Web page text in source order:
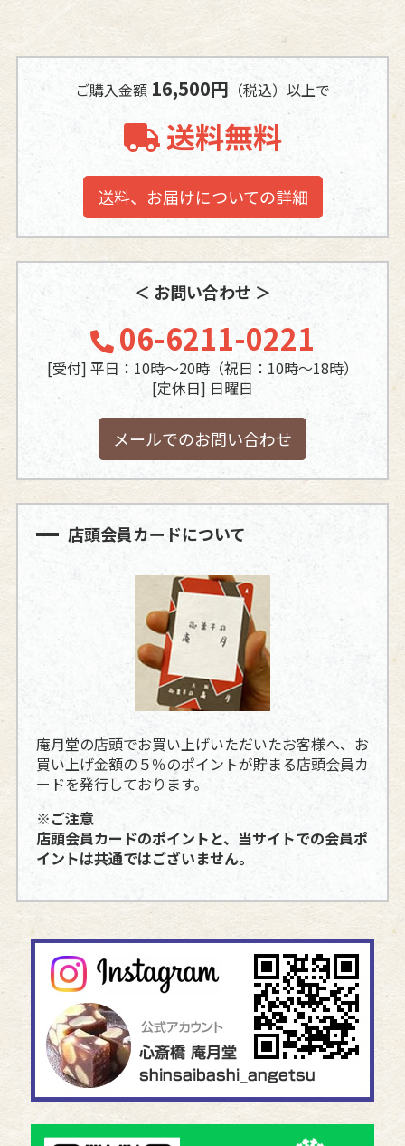
ご購入金額 16,500円 （税込）以上で
送料無料
送料、お届けについての詳細
＜ お問い合わせ ＞
06-6211-0221
[受付] 平日：10時～20時（祝日：10時～18時）
[定休日] 日曜日
メールでのお問い合わせ
店頭会員カードについて
庵月堂の店頭でお買い上げいただいたお客様へ、お
買い上げ金額の５％のポイントが貯まる店頭会員カ
ードを発行しております。
※ご注意
店頭会員カードのポイントと、当サイトでの会員ポ
イントは共通ではございません。